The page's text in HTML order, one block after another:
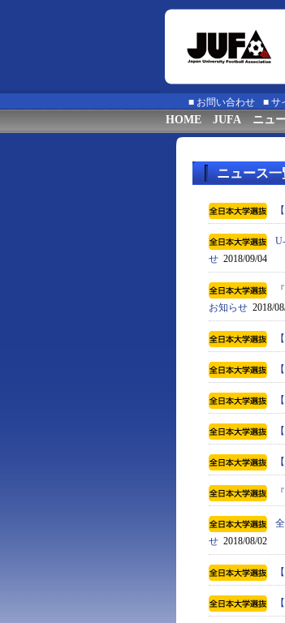
■ お問い合わせ ■ サ
HOME JUFA ニュ
ニュース一
せ 2018/09/04
お知らせ 2018/
せ 2018/08/02